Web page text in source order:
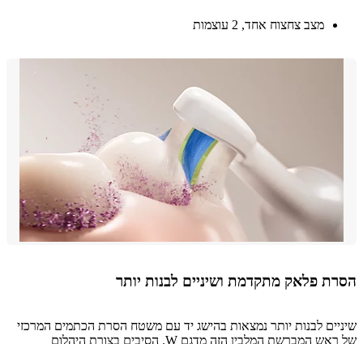
מצב צחצוח אחד, 2 עוצמות
פלאק מתקדמת ושיניים לבנות יותר
לבנות יותר נמצאות בהישג יד עם משטח הסרת הכתמים המרכזי
של ראש המברשת המלבין הזה מדגם W. הסיבים בצורת היהלום